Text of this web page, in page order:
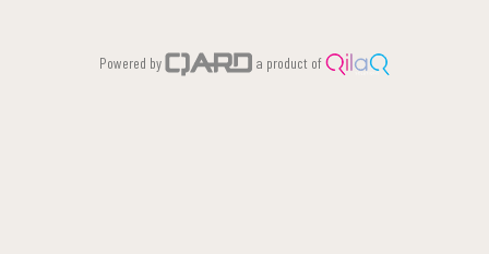
Powered by a product of